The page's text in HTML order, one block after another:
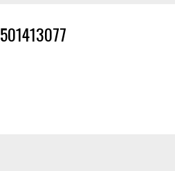
501413077